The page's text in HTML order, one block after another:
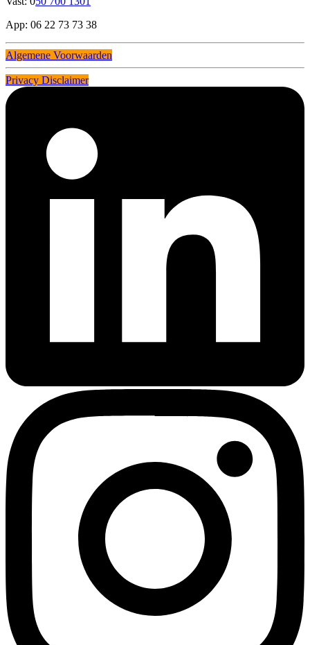
App: 06 22 73 73 38
Algemene Voorwaarden
Privacy Disclaimer